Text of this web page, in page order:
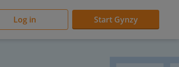
Log in Start Gynzy